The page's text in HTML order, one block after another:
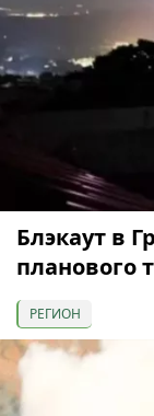
Блэкаут в
планового
РЕГИОН